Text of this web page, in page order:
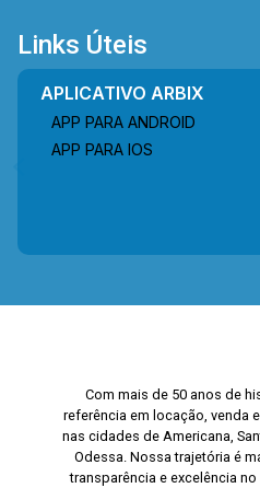
Links Úteis
APLICATIVO ARBIX
APP PARA ANDROID
APP PARA IOS
Com mais de 50 anos de
referência em locação, venda
nas cidades de Americana,
Odessa. Nossa trajetória é
transparência e excelência